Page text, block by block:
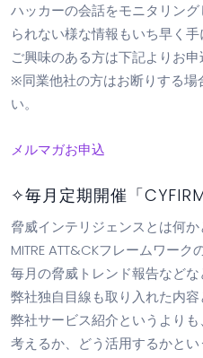
ハッカーの会話をモニタリン
られない様な情報もいち早く手
ご興味のある方は下記よりお申
※同業他社の方はお断りする場
い。
メルマガお申込
✧毎月定期開催「
脅威インテリジェンスとは何か
MITRE ATT&CKフレームワーク
毎月の脅威トレンド報告など
弊社独自目線も取り入れた内容
弊社サービス紹介というより
考えるか、どう活用するかと